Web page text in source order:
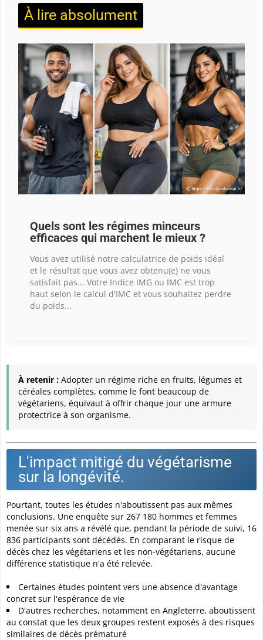
À lire absolument
Quels sont les régimes minceurs
efficaces qui marchent le mieux ?
Vous avez utilisé notre calculatrice de poids idéal
et le résultat que vous avez obtenu(e) ne vous
satisfait pas... Votre Indice IMG ou IMC est trop
haut selon le calcul d'IMC et vous souhaitez perdre
du poids...
À retenir : Adopter un régime riche en fruits, légumes et
céréales complètes, comme le font beaucoup de
végétariens, équivaut à offrir chaque jour une armure
protectrice à son organisme.
L'impact mitigé du végétarisme
sur la longévité.
Pourtant, toutes les études n'aboutissent pas aux mêmes
conclusions. Une enquête sur 267 180 hommes et femmes
menée sur six ans a révélé que, pendant la période de suivi, 16
836 participants sont décédés. En comparant le risque de
décès chez les végétariens et les non-végétariens, aucune
différence statistique n'a été relevée.
Certaines études pointent vers une absence d'avantage
concret sur l'espérance de vie
D'autres recherches, notamment en Angleterre, aboutissent
au constat que les deux groupes restent exposés à des risques
similaires de décès prématuré